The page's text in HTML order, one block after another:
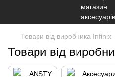
Товари від виробника Infinix
Товари від
ANSTY